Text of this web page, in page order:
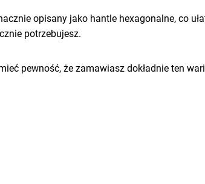
opisany jako hantle hexagonalne, co
potrzebujesz.
pewność, że zamawiasz dokładnie ten